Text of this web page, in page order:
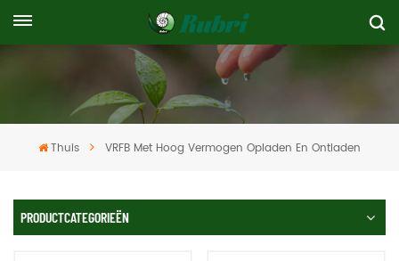
Thuis VRFB Met Hoog Vermogen Opladen En Ontladen
PRODUCTCATEGORIEËN